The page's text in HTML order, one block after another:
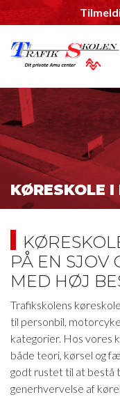
Gå
til
hovedindhold
KØRESKOLE I
PÅ EN SJOV
MED HØJ
Trafikskolens
til personbil,
kategorier. Hos vores
både teori, kørsel og
godt rustet til at bestå
generhvervelse af